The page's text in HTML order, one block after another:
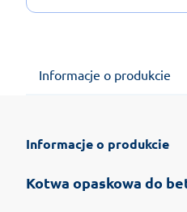
Informacje o produkcie
Informacje o produkcie
Kotwa opaskowa do